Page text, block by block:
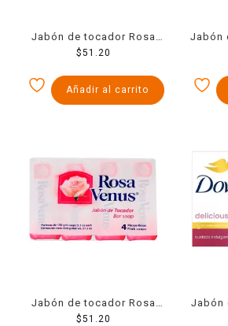
Jabón de tocador Rosa
Venus blanco 4 pack de
$51.20
Añadir al carrito
Jabón
Jabón de tocador Rosa
Venus rosa 4 pack de 150
$51.20
Jabón